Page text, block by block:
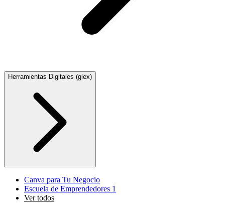
Herramientas Digitales (glex)
Canva para Tu Negocio
Escuela de Emprendedores 1
Ver todos